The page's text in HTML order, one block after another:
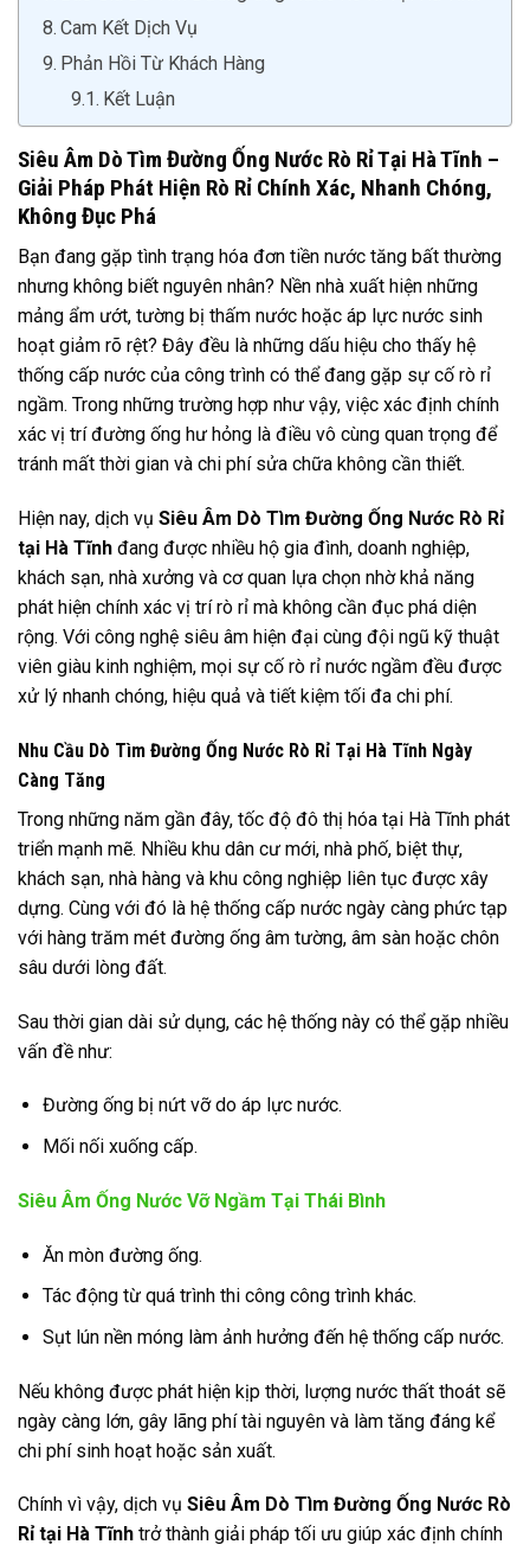
Cam Kết Dịch Vụ
Phản Hồi Từ Khách Hàng
Kết Luận
Siêu Âm Dò Tìm Đường Ống Nước Rò Rỉ Tại Hà Tĩnh –
Giải Pháp Phát Hiện Rò Rỉ Chính Xác, Nhanh Chóng,
Không Đục Phá
Bạn đang gặp tình trạng hóa đơn tiền nước tăng bất thường
nhưng không biết nguyên nhân? Nền nhà xuất hiện những
mảng ẩm ướt, tường bị thấm nước hoặc áp lực nước sinh
hoạt giảm rõ rệt? Đây đều là những dấu hiệu cho thấy hệ
thống cấp nước của công trình có thể đang gặp sự cố rò rỉ
ngầm. Trong những trường hợp như vậy, việc xác định chính
xác vị trí đường ống hư hỏng là điều vô cùng quan trọng để
tránh mất thời gian và chi phí sửa chữa không cần thiết.
Hiện nay, dịch vụ Siêu Âm Dò Tìm Đường Ống Nước Rò Rỉ
tại Hà Tĩnh đang được nhiều hộ gia đình, doanh nghiệp,
khách sạn, nhà xưởng và cơ quan lựa chọn nhờ khả năng
phát hiện chính xác vị trí rò rỉ mà không cần đục phá diện
rộng. Với công nghệ siêu âm hiện đại cùng đội ngũ kỹ thuật
viên giàu kinh nghiệm, mọi sự cố rò rỉ nước ngầm đều được
xử lý nhanh chóng, hiệu quả và tiết kiệm tối đa chi phí.
Nhu Cầu Dò Tìm Đường Ống Nước Rò Rỉ Tại Hà Tĩnh Ngày
Càng Tăng
Trong những năm gần đây, tốc độ đô thị hóa tại Hà Tĩnh phát
triển mạnh mẽ. Nhiều khu dân cư mới, nhà phố, biệt thự,
khách sạn, nhà hàng và khu công nghiệp liên tục được xây
dựng. Cùng với đó là hệ thống cấp nước ngày càng phức tạp
với hàng trăm mét đường ống âm tường, âm sàn hoặc chôn
sâu dưới lòng đất.
Sau thời gian dài sử dụng, các hệ thống này có thể gặp nhiều
vấn đề như:
Đường ống bị nứt vỡ do áp lực nước.
Mối nối xuống cấp.
Siêu Âm Ống Nước Vỡ Ngầm Tại Thái Bình
Ăn mòn đường ống.
Tác động từ quá trình thi công công trình khác.
Sụt lún nền móng làm ảnh hưởng đến hệ thống cấp nước.
Nếu không được phát hiện kịp thời, lượng nước thất thoát sẽ
ngày càng lớn, gây lãng phí tài nguyên và làm tăng đáng kể
chi phí sinh hoạt hoặc sản xuất.
Chính vì vậy, dịch vụ Siêu Âm Dò Tìm Đường Ống Nước Rò
Rỉ tại Hà Tĩnh trở thành giải pháp tối ưu giúp xác định chính